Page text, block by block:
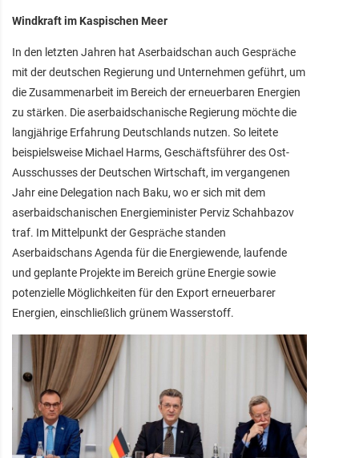
Windkraft im Kaspischen Meer
In den letzten Jahren hat Aserbaidschan auch Gespräche
mit der deutschen Regierung und Unternehmen geführt, um
die Zusammenarbeit im Bereich der erneuerbaren Energien
zu stärken. Die aserbaidschanische Regierung möchte die
langjährige Erfahrung Deutschlands nutzen. So leitete
beispielsweise Michael Harms, Geschäftsführer des Ost-
Ausschusses der Deutschen Wirtschaft, im vergangenen
Jahr eine Delegation nach Baku, wo er sich mit dem
aserbaidschanischen Energieminister Perviz Schahbazov
traf. Im Mittelpunkt der Gespräche standen
Aserbaidschans Agenda für die Energiewende, laufende
und geplante Projekte im Bereich grüne Energie sowie
potenzielle Möglichkeiten für den Export erneuerbarer
Energien, einschließlich grünem Wasserstoff.